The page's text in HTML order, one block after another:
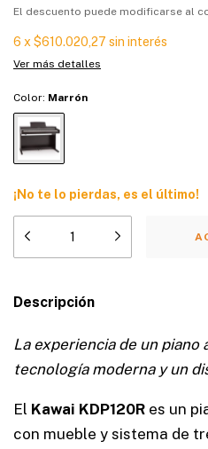
El descuento puede modificarse al
6 x $610.020,27 sin interés
Ver más detalles
Color: Marrón
¡No te lo pierdas, es el último!
Descripción
La experiencia de un piano
tecnología moderna y un
El Kawai KDP120R es un
con mueble y sistema de